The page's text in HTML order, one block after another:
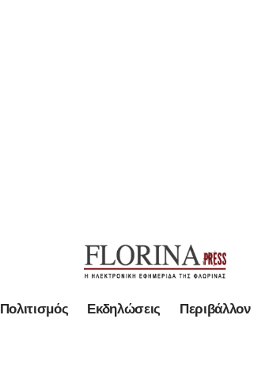
Πολιτισμός Εκδηλώσεις Περιβάλλον